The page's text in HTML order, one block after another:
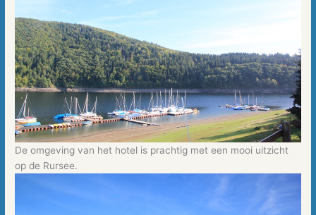
De omgeving van het hotel is prachtig met een mooi uitzicht
op de Rursee.